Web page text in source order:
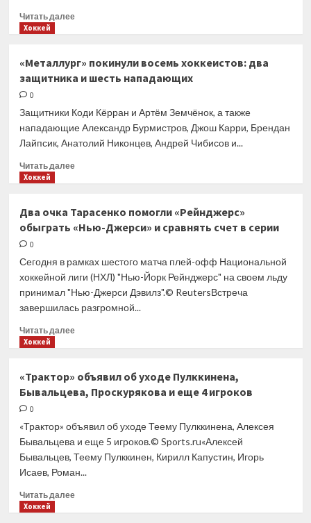
Читать далееПрочитать
назвали
причину
контракта
с Мирошниченко
Хоккей
«Металлург» покинули восемь хоккеистов: два
защитника и шесть нападающих
0
Защитники Коди Кёрран и Артём Земчёнок, а также
нападающие Александр Бурмистров, Джош Карри, Брендан
Лайпсик, Анатолий Никонцев, Андрей Чибисов и...
Читать далееПрочитать
покинули
восемь
и шесть
нападающих
Хоккей
Два очка Тарасенко помогли «Рейнджерс»
обыграть «Нью-Джерси» и сравнять счет в серии
0
Сегодня в рамках шестого матча плей-офф Национальной
хоккейной лиги (НХЛ) "Нью-Йорк Рейнджерс" на своем льду
принимал "Нью-Джерси Дэвилз".© ReutersВстреча
завершилась разгромной...
Читать далееПрочитать
очка
Тарасенко
«Рейнджерс»
«Нью-
Джерси»
и сравнять
в серии
Хоккей
«Трактор» объявил об уходе Пулккинена,
Бывальцева, Проскурякова и еще 4 игроков
0
«Трактор» объявил об уходе Теему Пулккинена, Алексея
Бывальцева и еще 5 игроков.© Sports.ru«Алексей
Бывальцев, Теему Пулккинен, Кирилл Капустин, Игорь
Исаев, Роман...
Читать далееПрочитать
Хоккей